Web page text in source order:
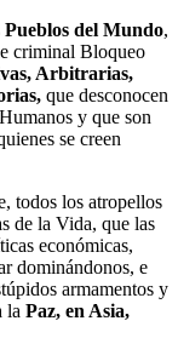
Pueblos del Mundo,
criminal Bloqueo
Arbitrarias,
que desconocen
y que son
se creen
todos los atropellos
de la Vida, que las
económicas,
dominándonos, e
armamentos y
la Paz, en Asia,